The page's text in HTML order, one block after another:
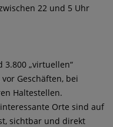
22 und 5 Uhr
3.800 „virtuellen“
Geschäften, bei
Haltestellen.
Orte sind auf
sichtbar und direkt